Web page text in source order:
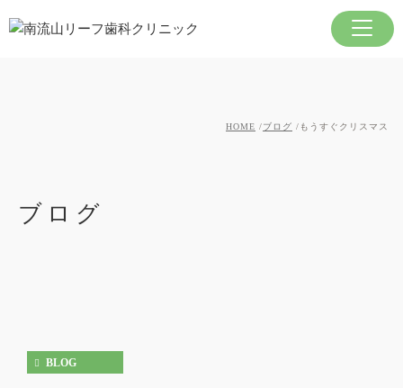
ブログ
HOME ブログ もうすぐクリスマス
BLOG